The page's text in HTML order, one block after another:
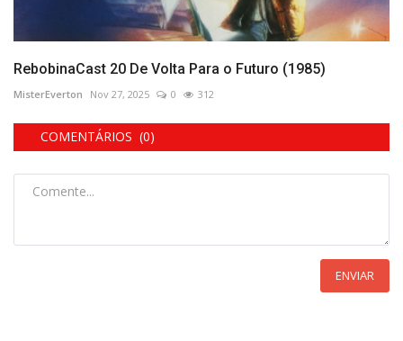
RebobinaCast 20 De Volta Para o Futuro (1985)
MisterEverton Nov 27, 2025 0 312
COMENTÁRIOS (0)
ENVIAR